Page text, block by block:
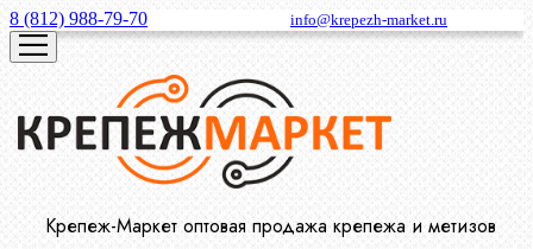
8 (812) 988-79-70 info@krepezh-market.ru
Крепеж-Маркет оптовая продажа крепежа и метизов